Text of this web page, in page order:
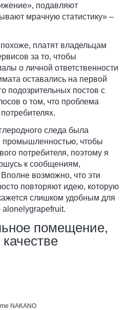
подавляют
мрачную статистику» –
платят владельцам
за то, чтобы
о личной ответственности
оставались на первой
подозрительных постов с
о том, что проблема
следа была
промышленностью, чтобы
потребителя, поэтому я
к сообщениям,
возможно, что эти
повторяют идею, которую
слишком удобным для
alonelygrapefruit.
помещение,
NAKANO